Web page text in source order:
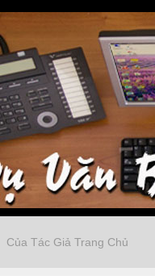
Của Tác Giả Trang Chủ